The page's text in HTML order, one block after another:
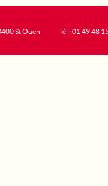
St Ouen
Tél : 01 49 48